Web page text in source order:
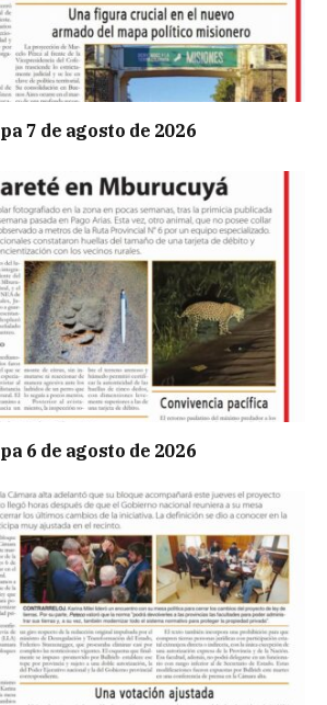
7 de agosto de 2026
6 de agosto de 2026